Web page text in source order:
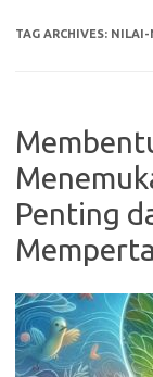
TAG ARCHIVES: NILAI-
Penting